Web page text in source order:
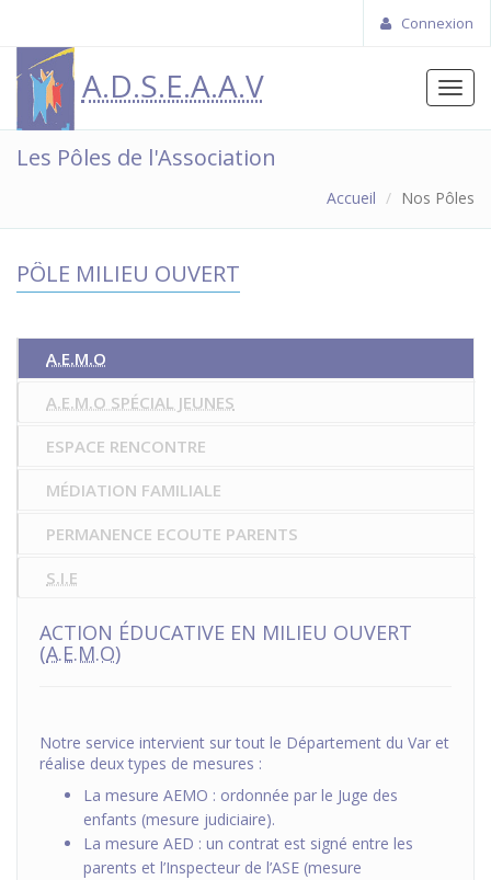
Connexion
A.D.S.E.A.A.V
Les Pôles de l'Association
Accueil Nos Pôles
PÔLE MILIEU OUVERT
A.E.M.O
A.E.M.O SPÉCIAL JEUNES
ESPACE RENCONTRE
MÉDIATION FAMILIALE
PERMANENCE ECOUTE PARENTS
S.I.E
ACTION ÉDUCATIVE EN MILIEU OUVERT
(A.E.M.O)
Notre service intervient sur tout le Département du Var et
réalise deux types de mesures :
La mesure AEMO : ordonnée par le Juge des
enfants (mesure judiciaire).
La mesure AED : un contrat est signé entre les
parents et l’Inspecteur de l’ASE (mesure